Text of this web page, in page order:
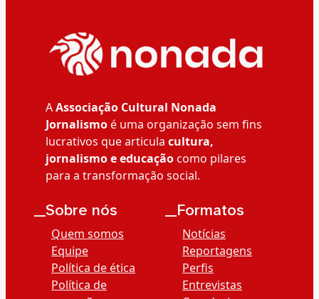
AAssociação Cultural Nonada
Jornalismoé uma organização sem fins
lucrativos que articula cultura,
jornalismo e educaçãocomo pilares
para a transformação social.
__Sobre nós
Quem somos
Equipe
Política de ética
Política de
__Formatos
Notícias
Reportagens
Perfis
Entrevistas